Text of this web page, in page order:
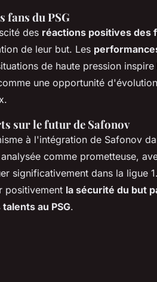
fans du PSG
des réactions positives des
de leur but. Les
de haute pression inspire
une opportunité
sur le futur de Safonov
à l'intégration de Safonov
comme prometteuse,
significativement dans la ligue
positivement la sécurité du but
au PSG.